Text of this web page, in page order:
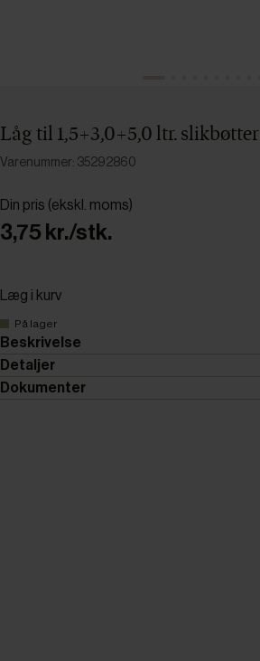
Låg til 1,5+3,0+5,0 ltr. slikbøtter
Varenummer: 35292860
Din pris (ekskl. moms)
3,75 kr./stk.
Læg i kurv
På lager
Beskrivelse
Detaljer
Dokumenter